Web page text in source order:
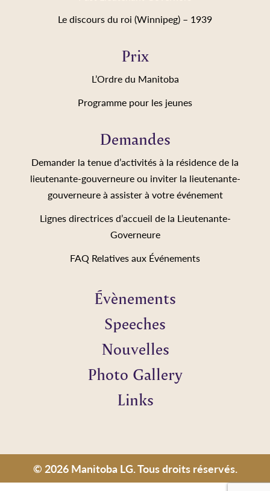
Le discours du roi (Winnipeg) – 1939
Prix
L’Ordre du Manitoba
Programme pour les jeunes
Demandes
Demander la tenue d’activités à la résidence de la
lieutenante-gouverneure ou inviter la lieutenante-
gouverneure à assister à votre événement
Lignes directrices d’accueil de la Lieutenante-
Governeure
FAQ Relatives aux Événements
Évènements
Speeches
Nouvelles
Photo Gallery
Links
© 2026 Manitoba LG. Tous droits réservés.